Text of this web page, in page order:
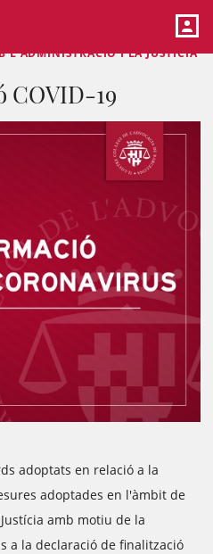
L'ADMINISTRACIÓ I LA JUSTÍCIA
COVID-19
adoptats en relació a la
adoptades en l'àmbit de
amb motiu de la
a la declaració de finalització